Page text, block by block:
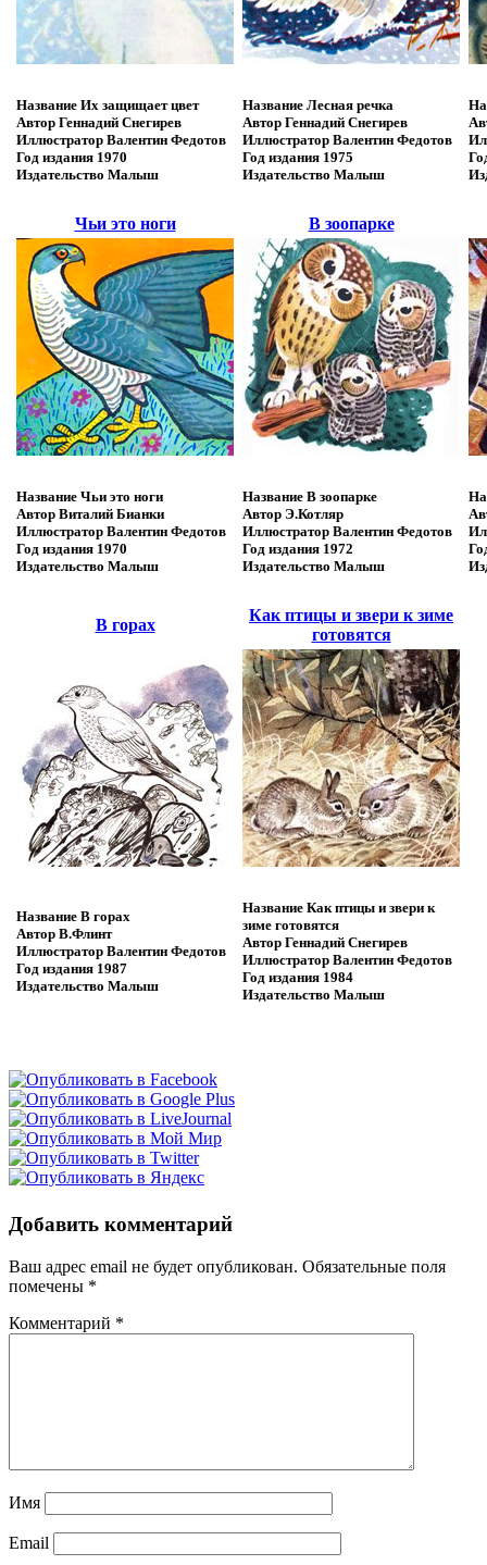
Название Их защищает цвет
Автор Геннадий Снегирев
Иллюстратор Валентин Федотов
Год издания 1970
Издательство Малыш
Название Лесная речка
Автор Геннадий Снегирев
Иллюстратор Валентин Федотов
Год издания 1975
Издательство Малыш
Чьи это ноги В зоопарке
Название Чьи это ноги
Автор Виталий Бианки
Иллюстратор Валентин Федотов
Год издания 1970
Издательство Малыш
Название В зоопарке
Автор Э.Котляр
Иллюстратор Валентин Федотов
Год издания 1972
Издательство Малыш
В горах
Как птицы и звери к зиме
готовятся
Название В горах
Автор В.Флинт
Иллюстратор Валентин Федотов
Год издания 1987
Издательство Малыш
Название Как птицы и звери к
зиме готовятся
Автор Геннадий Снегирев
Иллюстратор Валентин Федотов
Год издания 1984
Издательство Малыш
Добавить комментарий
Ваш адрес email не будет опубликован. Обязательные поля
помечены *
Комментарий *
Имя
Email